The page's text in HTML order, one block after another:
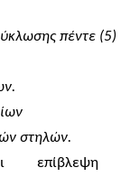
πέντε (5)
στηλών.
επίβλεψη